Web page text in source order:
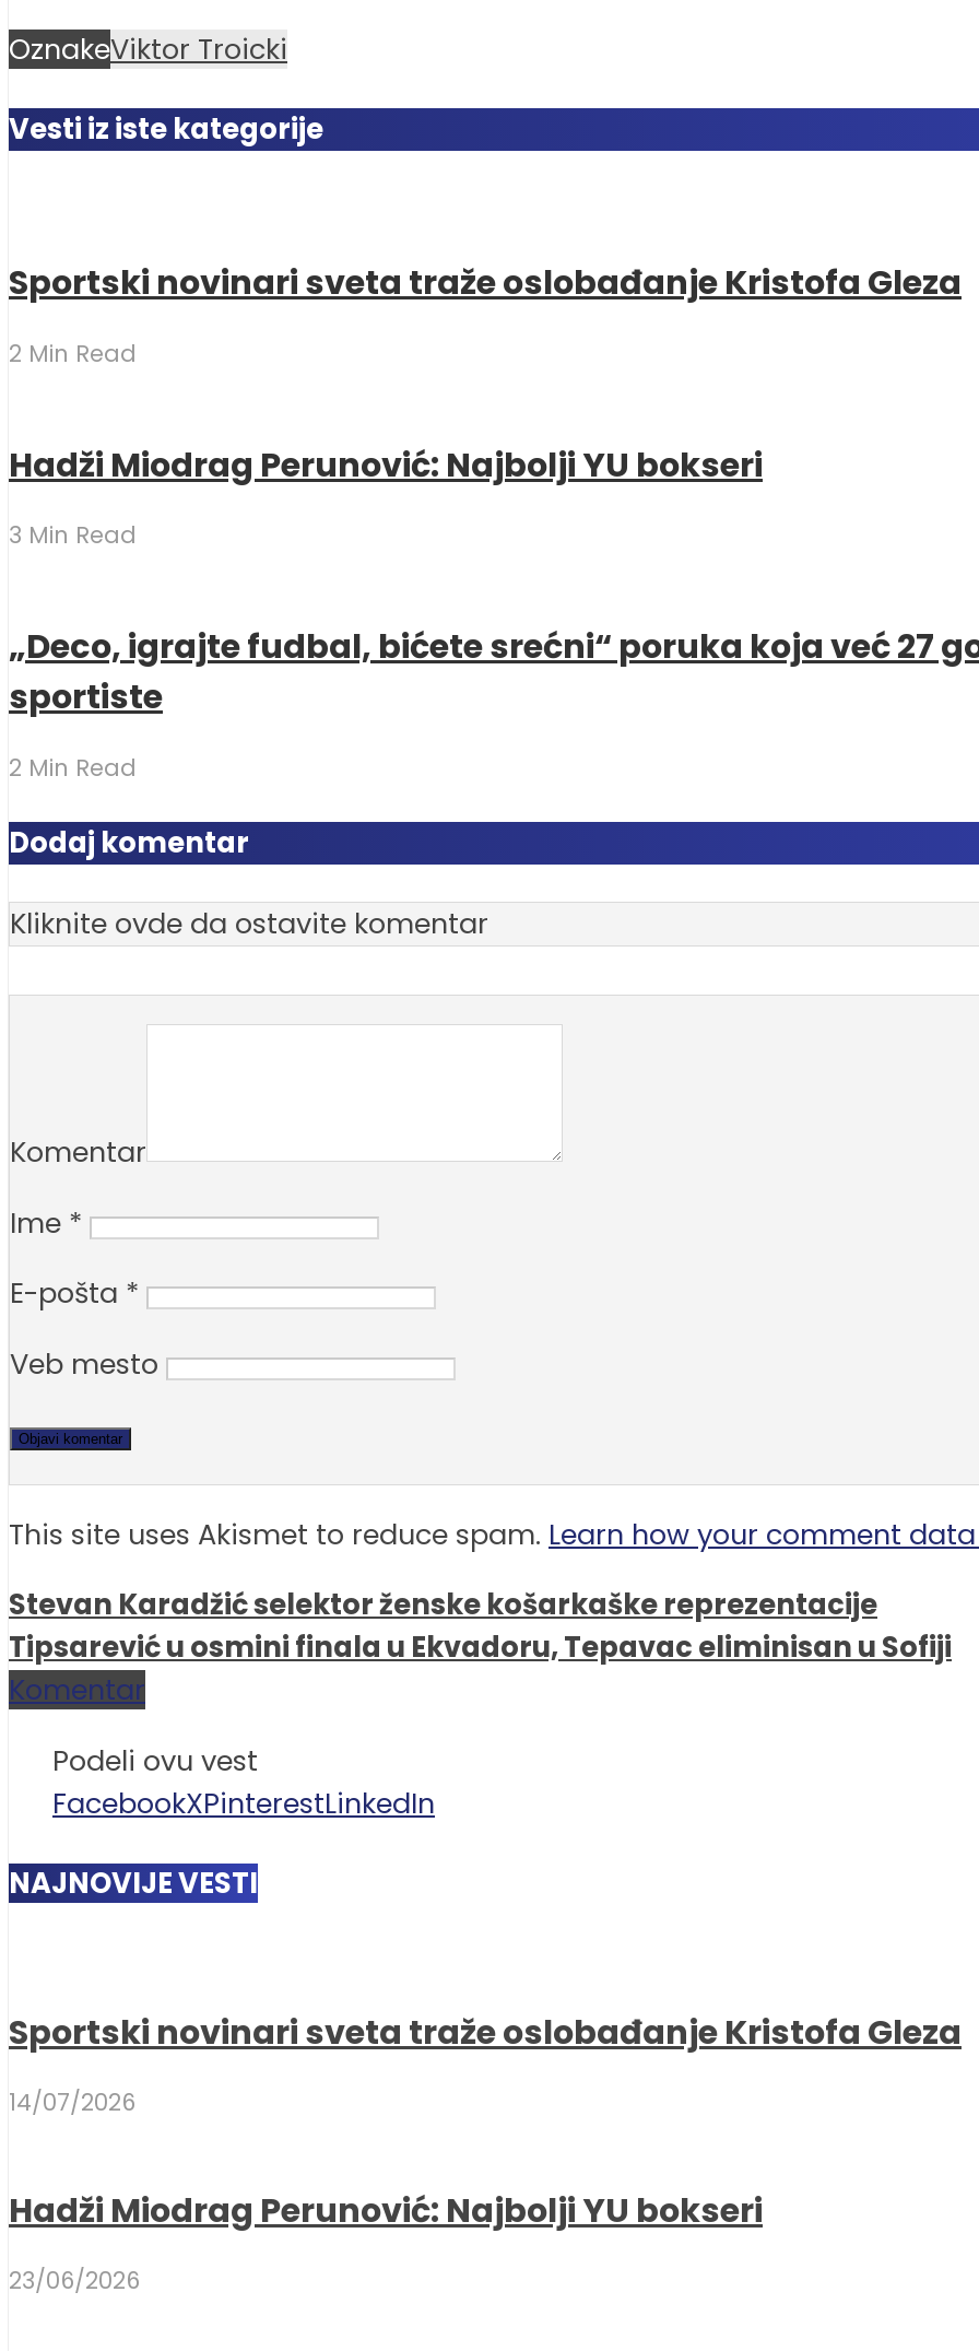
OznakeViktor Troicki
Vesti iz iste kategorije
Sportski novinari sveta traže oslobađanje Kristofa Gleza
2 Min Read
Hadži Miodrag Perunović: Najbolji YU bokseri
3 Min Read
„Deco, igrajte fudbal, bićete srećni“ poruka koja već 27
sportiste
2 Min Read
Dodaj komentar
Kliknite ovde da ostavite komentar
Komentar
Ime *
E-pošta *
Veb mesto
This site uses Akismet to reduce spam. Learn how your comment
Stevan Karadžić selektor ženske košarkaške reprezentacije
Tipsarević u osmini finala u Ekvadoru, Tepavac eliminisan u Sofiji
Komentar
Podeli ovu vest
FacebookXPinterestLinkedIn
NAJNOVIJE VESTI
Sportski novinari sveta traže oslobađanje Kristofa Gleza
14/07/2026
Hadži Miodrag Perunović: Najbolji YU bokseri
23/06/2026